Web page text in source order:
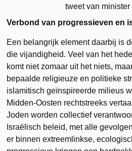
tweet van
Verbond van progressieven en
Een belangrijk element daarbij is
die vijandigheid. Veel van het
komt niet zomaar uit het niets,
bepaalde religieuze en politieke
islamitisch geïnspireerde milieus
Midden-Oosten rechtstreeks
Joden worden collectief
Israëlisch beleid, met alle
er binnen extreemlinkse,